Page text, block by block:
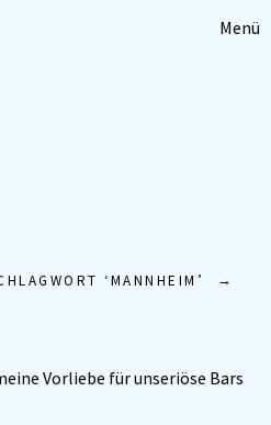
Menü
‘MANNHEIM ’
Vorliebe für unseriöse Bars